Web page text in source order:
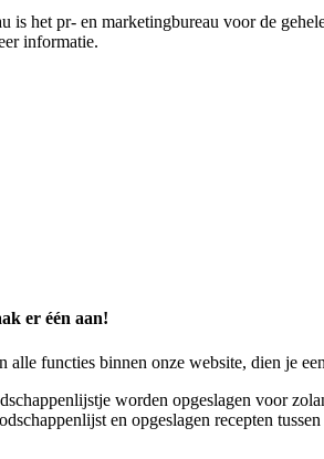
is het pr- en marketingbureau voor de
informatie.
er één aan!
alle functies binnen onze website, dien je
worden opgeslagen voor
en opgeslagen recepten